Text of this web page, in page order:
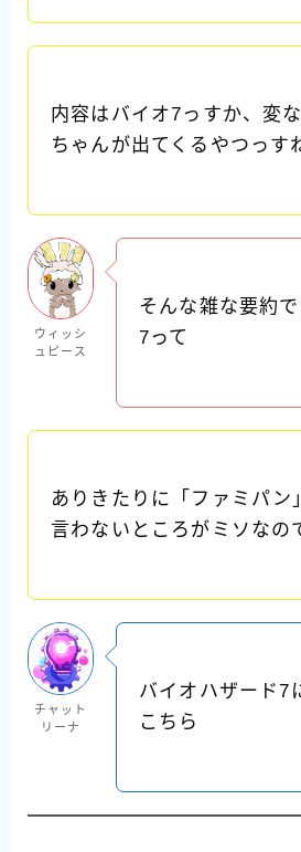
内容はバイオ7っすか、変
ちゃんが出てくるやつっす
ウィッシ
ュピース
そんな雑な要約
7って
ありきたりに「ファミパン
言わないところがミソなの
チャット
リーナ
バイオハザード7
こちら